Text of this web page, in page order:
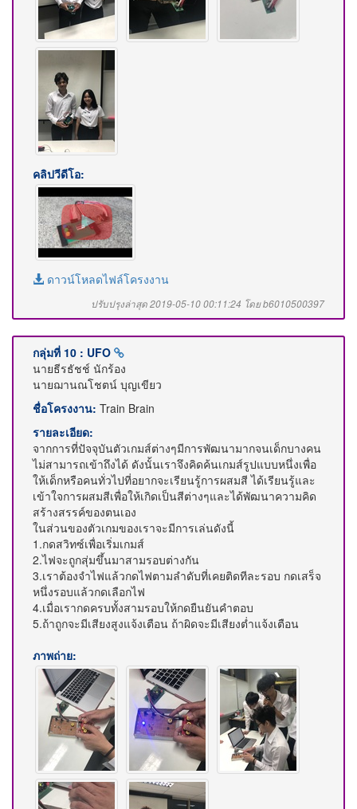
คลิปวีดีโอ:
ดาวน์โหลดไฟล์โครงงาน
ปรับปรุงล่าสุด 2019-05-10 00:11:24 โดย b6010500397
กลุ่มที่ 10 : UFO
นายธีรธัชช์ นักร้อง
นายฌานณโชตน์ บุญเขียว
ชื่อโครงงาน: Train Brain
รายละเอียด:
จากการที่ปัจจุบันตัวเกมส์ต่างๆมีการพัฒนามากจนเด็กบางคน
ไม่สามารถเข้าถึงได้ ดังนั้นเราจึงคิดค้นเกมส์รูปแบบหนึ่งเพื่อ
ให้เด็กหรือคนทั่วไปที่อยากจะเรียนรู้การผสมสี ได้เรียนรู้และ
เข้าใจการผสมสีเพื่อให้เกิดเป็นสีต่างๆและได้พัฒนาความคิด
สร้างสรรค์ของตนเอง
ในส่วนของตัวเกมของเราจะมีการเล่นดังนี้
1.กดสวิทซ์เพื่อเริ่มเกมส์
2.ไฟจะถูกสุ่มขึ้นมาสามรอบต่างกัน
3.เราต้องจำไฟแล้วกดไฟตามลำดับที่เคยติดทีละรอบ กดเสร็จ
หนึ่งรอบแล้วกดเลือกไฟ
4.เมื่อเรากดครบทั้งสามรอบให้กดยืนยันคำตอบ
5.ถ้าถูกจะมีเสียงสูงแจ้งเตือน ถ้าผิดจะมีเสียงต่ำแจ้งเตือน
ภาพถ่าย: